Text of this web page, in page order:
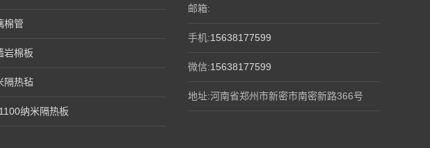
棉管
岩棉板
隔热毡
纳米隔热板
邮箱:
手机:15638177599
微信:15638177599
地址:河南省郑州市新密市南密新路366号